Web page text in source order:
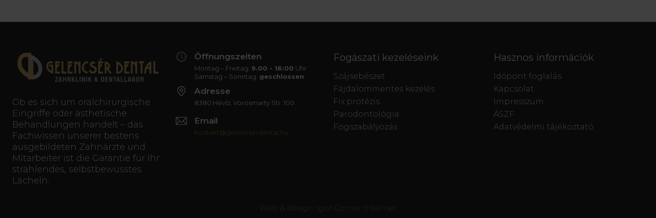
Ob es sich um oralchirurgische
Eingriffe oder ästhetische
Behandlungen handelt – das
Fachwissen unserer bestens
ausgebildeten Zahnärzte und
Mitarbeiter ist die Garantie für Ihr
strahlendes, selbstbewusstes
Lächeln.
Öffnungszeiten
Montag – Freitag: 9.00 - 16:00 Uhr
Samstag – Sonntag: geschlossen
Adresse
8380 Hévíz, Vörösmarty Str. 100.
Email
kontakt@gelencserdental.hu
Fogászati kezeléseink
Szájsebészet
Fájdalommentes kezelés
Fix protézis
Parodontológia
Fogszabályozás
Hasznos információk
Időpont foglalás
Kapcsolat
Impresszum
ÁSZF
Adatvédelmi tájékoztató